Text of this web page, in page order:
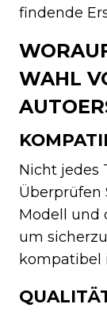
findende
WAHL
Nicht jedes
Überprüfen
Modell und
um
kompatibel